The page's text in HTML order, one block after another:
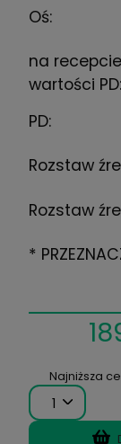
Cylinder:
*OKO
Cylinder:
na
PD: